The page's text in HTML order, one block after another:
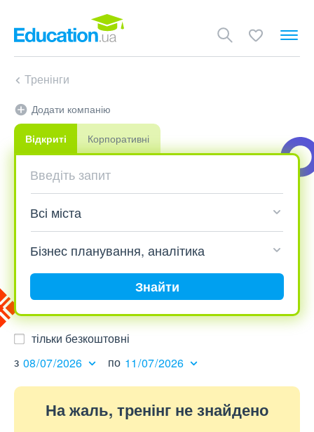
Тренінги
Відкриті Корпоративні
Додати компанію
Знайти
тільки безкоштовні
з
по
На жаль, тренінг не знайдено